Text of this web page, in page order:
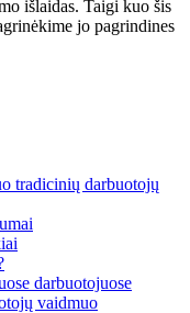
išlaidas. Taigi kuo šis
jo pagrindines
tradicinių darbuotojų
darbuotojuose
vaidmuo